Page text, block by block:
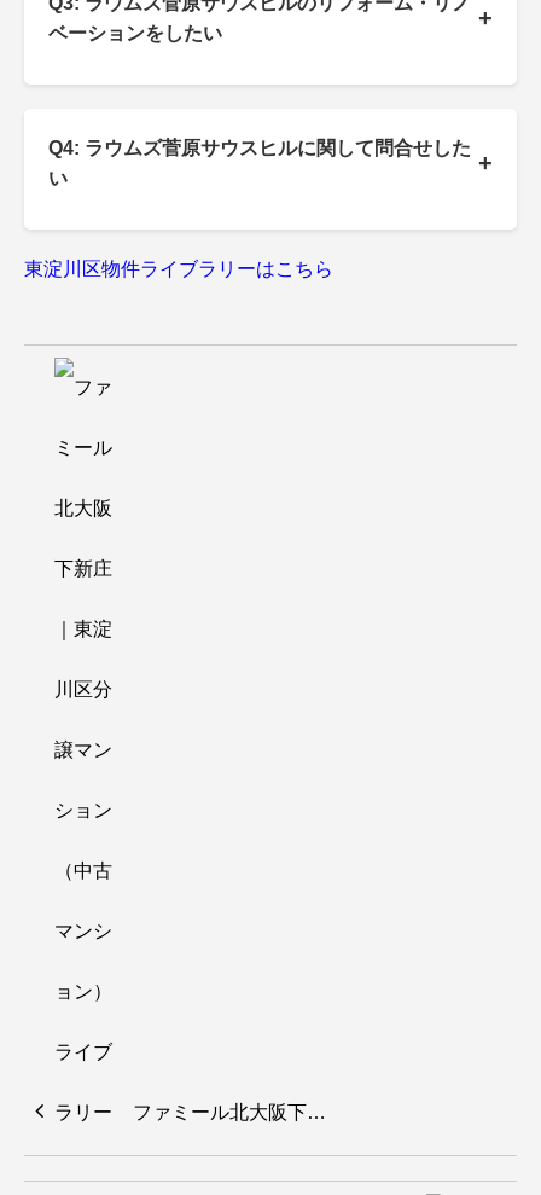
ベーションをしたい
+
Q4: ラウムズ菅原サウスヒルに関して問合せした
い
+
東淀川区物件ライブラリーはこちら
ファミール北大阪下…